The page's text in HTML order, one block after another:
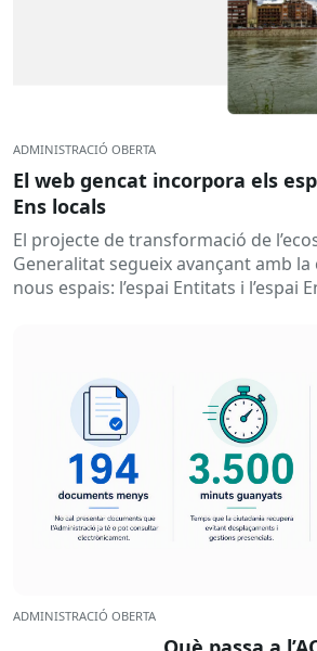
ADMINISTRACIÓ OBERTA
El web gencat incorpora els
Ens locals
El projecte de transformació de
Generalitat segueix avançant amb la
nous espais: l’espai Entitats i l’espai
ADMINISTRACIÓ OBERTA